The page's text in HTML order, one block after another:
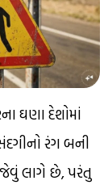
ઘણા દેશોમાં
રંગ બની
લાગે છે, પરંતુ